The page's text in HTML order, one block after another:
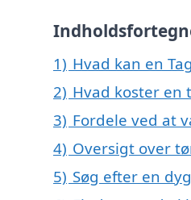
1) Hvad kan en
2) Hvad koster
3) Fordele ved at
4) Oversigt over
5) Søg efter en